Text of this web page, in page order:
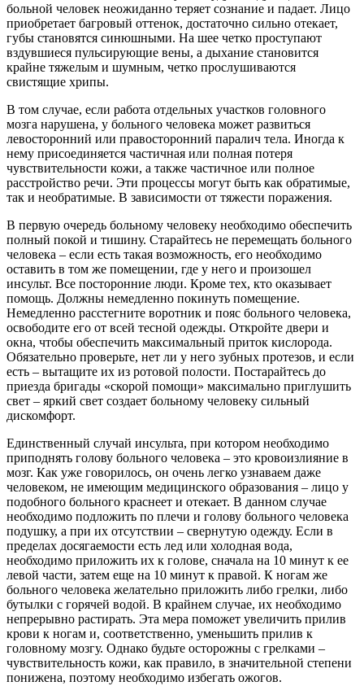
больной человек неожиданно теряет сознание и падает. Лицо
приобретает багровый оттенок, достаточно сильно отекает,
губы становятся синюшными. На шее четко проступают
вздувшиеся пульсирующие вены, а дыхание становится
крайне тяжелым и шумным, четко прослушиваются
свистящие хрипы.
В том случае, если работа отдельных участков головного
мозга нарушена, у больного человека может развиться
левосторонний или правосторонний паралич тела. Иногда к
нему присоединяется частичная или полная потеря
чувствительности кожи, а также частичное или полное
расстройство речи. Эти процессы могут быть как обратимые,
так и необратимые. В зависимости от тяжести поражения.
В первую очередь больному человеку необходимо обеспечить
полный покой и тишину. Старайтесь не перемещать больного
человека – если есть такая возможность, его необходимо
оставить в том же помещении, где у него и произошел
инсульт. Все посторонние люди. Кроме тех, кто оказывает
помощь. Должны немедленно покинуть помещение.
Немедленно расстегните воротник и пояс больного человека,
освободите его от всей тесной одежды. Откройте двери и
окна, чтобы обеспечить максимальный приток кислорода.
Обязательно проверьте, нет ли у него зубных протезов, и если
есть – вытащите их из ротовой полости. Постарайтесь до
приезда бригады «скорой помощи» максимально приглушить
свет – яркий свет создает больному человеку сильный
дискомфорт.
Единственный случай инсульта, при котором необходимо
приподнять голову больного человека – это кровоизлияние в
мозг. Как уже говорилось, он очень легко узнаваем даже
человеком, не имеющим медицинского образования – лицо у
подобного больного краснеет и отекает. В данном случае
необходимо подложить по плечи и голову больного человека
подушку, а при их отсутствии – свернутую одежду. Если в
пределах досягаемости есть лед или холодная вода,
необходимо приложить их к голове, сначала на 10 минут к ее
левой части, затем еще на 10 минут к правой. К ногам же
больного человека желательно приложить либо грелки, либо
бутылки с горячей водой. В крайнем случае, их необходимо
непрерывно растирать. Эта мера поможет увеличить прилив
крови к ногам и, соответственно, уменьшить прилив к
головному мозгу. Однако будьте осторожны с грелками –
чувствительность кожи, как правило, в значительной степени
понижена, поэтому необходимо избегать ожогов.